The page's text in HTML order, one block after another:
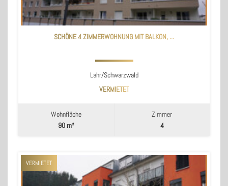
SCHÖNE 4 ZIMMERWOHNUNG MIT BALKON, ...
Lahr/Schwarzwald
VERMIETET
Wohnfläche
90 m²
Zimmer
4
VERMIETET